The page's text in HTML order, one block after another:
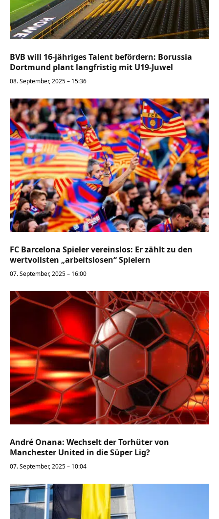
BVB will 16-jähriges Talent befördern: Borussia
Dortmund plant langfristig mit U19-Juwel
08. September, 2025 – 15:36
FC Barcelona Spieler vereinslos: Er zählt zu den
wertvollsten „arbeitslosen“ Spielern
07. September, 2025 – 16:00
André Onana: Wechselt der Torhüter von
Manchester United in die Süper Lig?
07. September, 2025 – 10:04